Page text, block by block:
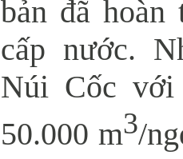
bản đã hoàn
cấp nước.
Núi Cốc với
50.000 m3/